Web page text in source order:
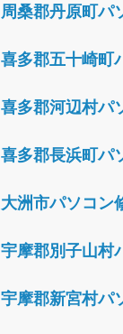
周桑郡丹原町パ
喜多郡五十崎町
喜多郡河辺村パ
喜多郡長浜町パ
大洲市パソコン
宇摩郡別子山村
宇摩郡新宮村パ